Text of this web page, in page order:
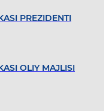
PREZIDENTI
OLIY MAJLISI